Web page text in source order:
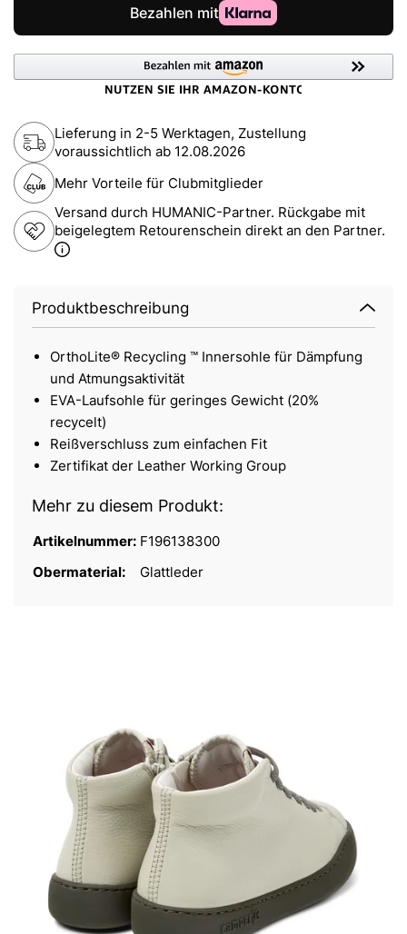
Lieferung in 2-5 Werktagen, Zustellung
voraussichtlich ab 12.08.2026
Mehr Vorteile für Clubmitglieder
Versand durch HUMANIC-Partner. Rückgabe mit
beigelegtem Retourenschein direkt an den Partner.
Produktbeschreibung
OrthoLite® Recycling ™ Innersohle für Dämpfung
und Atmungsaktivität
EVA-Laufsohle für geringes Gewicht (20%
recycelt)
Reißverschluss zum einfachen Fit
Zertifikat der Leather Working Group
Mehr zu diesem Produkt:
Artikelnummer: F196138300
Obermaterial:
Glattleder